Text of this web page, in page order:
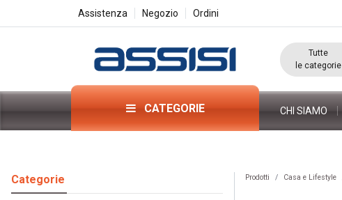
Assistenza Negozio Ordini
Tutte
le categorie
CATEGORIE CHI SIAMO
Categorie​ Prodotti Casa e Lifestyle